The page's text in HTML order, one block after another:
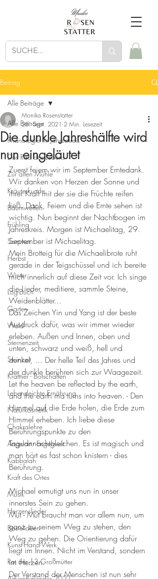
Beitrag
Alle Beiträge
Phänologie im Jahreskreis
Das Rad des Lebens
Zur alten Mühle
Kräuterkunde
Baumwelten
Frühling
Sommer
Herbst
Winter
Log-Buch
Garten
Wald
Sternenzeit
Steinzeit
Krafttier - Botschaften
Lebensleichte Ernährung
Naturkosmetik
Chakralehre
Angelart - Engelwelt
Kabbalah
Kraft des Ortes
Musik
Herzenslieder
Bastelideen
Kunst-Hand-Werk
Rat der 13 Großmütter
Alle Beiträge
Die dunkle Jahreshälfte wird
nun eingeläutet
Monika Rosenstatter
28. Sept. 2021 2 Min. Lesezeit
Zuerst feiern wir im September Erntedank.
Wir danken von Herzen der Sonne und
ihrer Kraft mit der sie die Früchte reifen
ließ. Dank, Feiern und die Ernte sehen ist
wichtig. Nun beginnt der Nachtbogen im
Jahreskreis. Morgen ist Michaelitag, 29.
September ist Michaelitag.
Mein Brotteig für die Michaelibrote ruht
gerade in der Teigschüssel und ich bereite
mich innerlich auf diese Zeit vor. Ich singe
die Lieder, meditiere, sammle Steine,
Weidenblätter...
Das Zeichen Yin und Yang ist der beste
Ausdruck dafür, was wir immer wieder
erleben. Außen und Innen, oben und
unten, schwarz und weiß, hell und
dunkel, ... Der helle Teil des Jahres und
der dunkle berühren sich zur Waagezeit.
Let the heaven be reflected by the earth,
and the earth ma turns into heaven. - Den
Himmel auf die Erde holen, die Erde zum
Himmel erheben. Ich liebe diese
Berührungspunkte zu den
Tagudnnachtgleichen. Es ist magisch und
man hört es fast schon knistern - dies
Berührung.
Michael ermutigt uns nun in unser
innerstes Sein zu gehen.
Mut - Mut braucht man vor allem nun, um
ganz zu seinem Weg zu stehen, den
Weg zu gehen. Die Orientierung dafür
liegt im Innen. Nicht im Verstand, sondern
im Herzen.
Der Verstand der Menschen ist nun sehr